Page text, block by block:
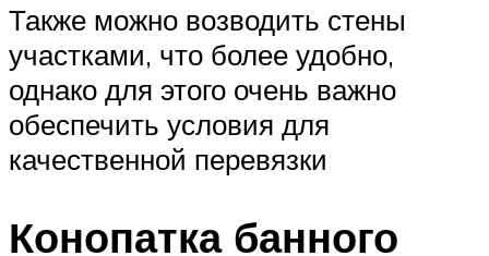
Также можно возводить стены
участками, что более удобно,
однако для этого очень важно
обеспечить условия для
качественной перевязки
Конопатка банного